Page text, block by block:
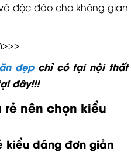
độc đáo cho không gian
đẹpchỉ có tại nội thất
đây!!!
nên chọn kiểu
kiểu dáng đơn giản